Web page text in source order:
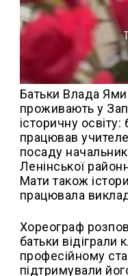
Батьки Влада
проживають у
історичну
працював
посаду
Ленінської
Мати також
працювала
Хореограф
батьки відіграли
професійному
підтримували